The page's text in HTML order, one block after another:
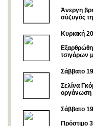
Άνεργη
σύζυγός
Κυριακή
τσιγάρων
Σάββατο
Σελίνα
οργάνωση
Σάββατο
Πρόστιμο